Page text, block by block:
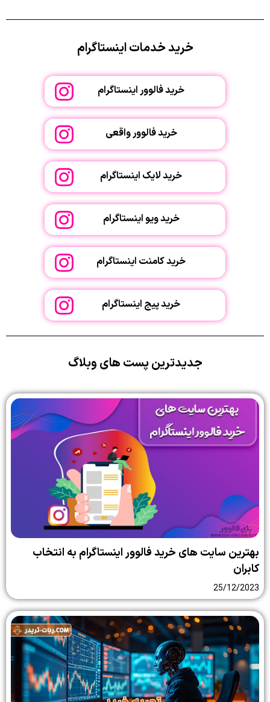
خرید خدمات اینستاگرام
خرید فالوور اینستاگرام
خرید فالوور واقعی
خرید لایک اینستاگرام
خرید ویو اینستاگرام
خرید کامنت اینستاگرام
خرید پیج اینستاگرام
جدیدترین پست های وبلاگ
بهترین سایت‌ های خرید فالوور اینستاگرام به انتخاب
کابران
25/12/2023